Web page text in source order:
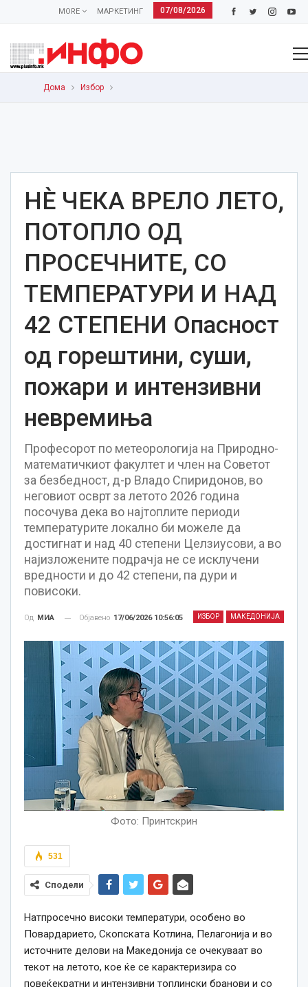
07/08/2026
МАРКЕТИНГ
MORE
Дома Избор
НЀ ЧЕКА ВРЕЛО ЛЕТО,
ПОТОПЛО ОД
ПРОСЕЧНИТЕ, СО
ТЕМПЕРАТУРИ И НАД
42 СТЕПЕНИ Опасност
од горештини, суши,
пожари и интензивни
невремиња
Професорот по метеорологија на Природно-
математичкиот факултет и член на Советот
за безбедност, д-р Владо Спиридонов, во
неговиот осврт за летото 2026 година
посочува дека во најтоплите периоди
температурите локално би можеле да
достигнат и над 40 степени Целзиусови, а во
најизложените подрачја не се исклучени
вредности и до 42 степени, па дури и
повисоки.
ИЗБОР МАКЕДОНИЈА
Од МИА Објавено 17/06/2026 10:56:05
Фото: Принтскрин
531
Сподели
Натпросечно високи температури, особено во
Повардарието, Скопската Котлина, Пелагонија и во
источните делови на Македонија се очекуваат во
текот на летото, кое ќе се карактеризира со
повеќекратни и интензивни топлински бранови и со